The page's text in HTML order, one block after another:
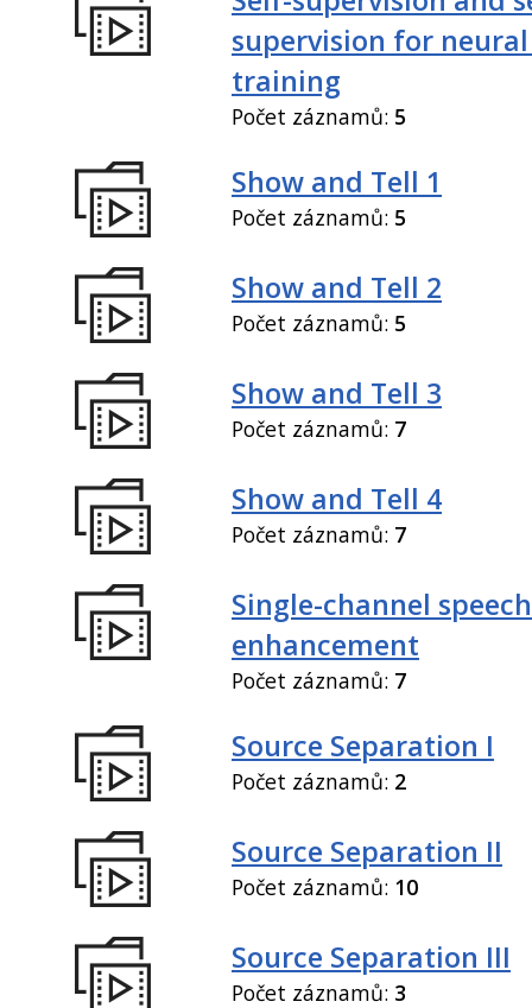
supervision for neural
training
Počet záznamů: 5
Show and Tell 1
Počet záznamů: 5
Show and Tell 2
Počet záznamů: 5
Show and Tell 3
Počet záznamů: 7
Show and Tell 4
Počet záznamů: 7
Single-channel speech
enhancement
Počet záznamů: 7
Source Separation I
Počet záznamů: 2
Source Separation II
Počet záznamů: 10
Source Separation III
Počet záznamů: 3